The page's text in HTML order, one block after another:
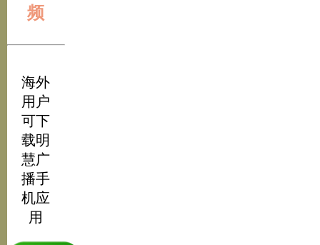
频
海外
用户
可下
载明
慧广
播手
机应
用